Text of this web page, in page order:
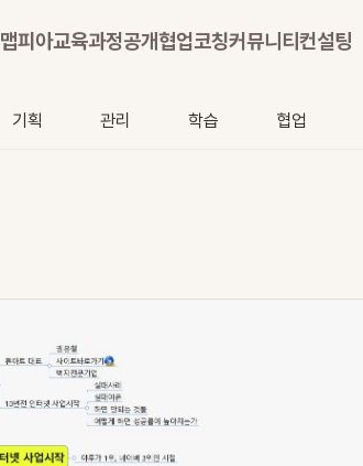
맵피아교육과정공개협업코칭커뮤니티컨설팅
기획 관리 학습 협업